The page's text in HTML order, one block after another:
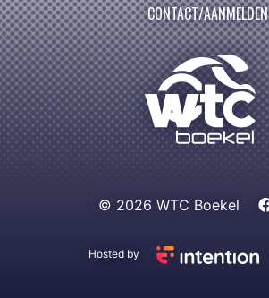
CONTACT/AANMELDEN
© 2026 WTC Boekel
Hosted by